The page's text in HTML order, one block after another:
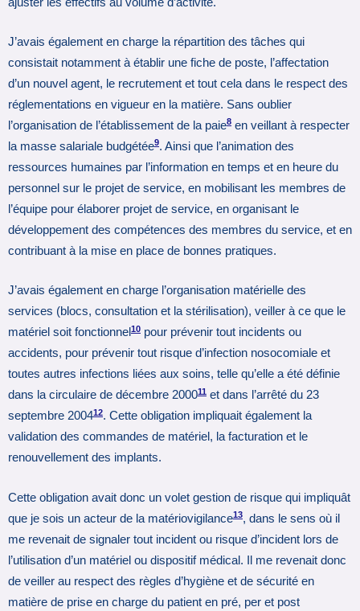
J’avais également en charge la répartition des tâches qui
consistait notamment à établir une fiche de poste, l’affectation
d’un nouvel agent, le recrutement et tout cela dans le respect des
réglementations en vigueur en la matière. Sans oublier
l’organisation de l’établissement de la paie8 en veillant à respecter
la masse salariale budgétée9. Ainsi que l’animation des
ressources humaines par l’information en temps et en heure du
personnel sur le projet de service, en mobilisant les membres de
l’équipe pour élaborer projet de service, en organisant le
développement des compétences des membres du service, et en
contribuant à la mise en place de bonnes pratiques.
J’avais également en charge l’organisation matérielle des
services (blocs, consultation et la stérilisation), veiller à ce que le
matériel soit fonctionnel 10 pour prévenir tout incidents ou
accidents, pour prévenir tout risque d’infection nosocomiale et
toutes autres infections liées aux soins, telle qu’elle a été définie
dans la circulaire de décembre 200011 et dans l’arrêté du 23
septembre 200412. Cette obligation impliquait également la
validation des commandes de matériel, la facturation et le
renouvellement des implants.
Cette obligation avait donc un volet gestion de risque qui impliquât
que je sois un acteur de la matériovigilance13, dans le sens où il
me revenait de signaler tout incident ou risque d’incident lors de
l’utilisation d’un matériel ou dispositif médical. Il me revenait donc
de veiller au respect des règles d’hygiène et de sécurité en
matière de prise en charge du patient en pré, per et post